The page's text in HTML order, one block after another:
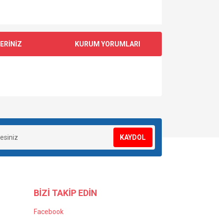
KURUM YORUMLARI
KAYDOL
BİZİ TAKİP EDİN
Facebook